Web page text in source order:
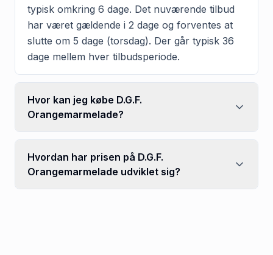
typisk omkring 6 dage. Det nuværende tilbud
har været gældende i 2 dage og forventes at
slutte om 5 dage (torsdag). Der går typisk 36
dage mellem hver tilbudsperiode.
Hvor kan jeg købe D.G.F.
Orangemarmelade?
Hvordan har prisen på D.G.F.
Orangemarmelade udviklet sig?